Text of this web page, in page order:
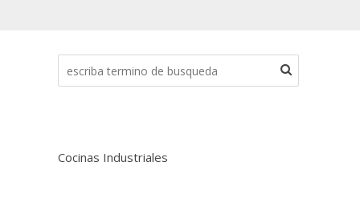
Cocinas Industriales